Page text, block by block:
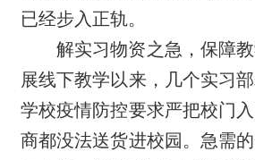
已经步入正轨。
解实习物资之急，保障
展线下教学以来，几个实习部
学校疫情防控要求严把校门
商都没法送货进校园。急需